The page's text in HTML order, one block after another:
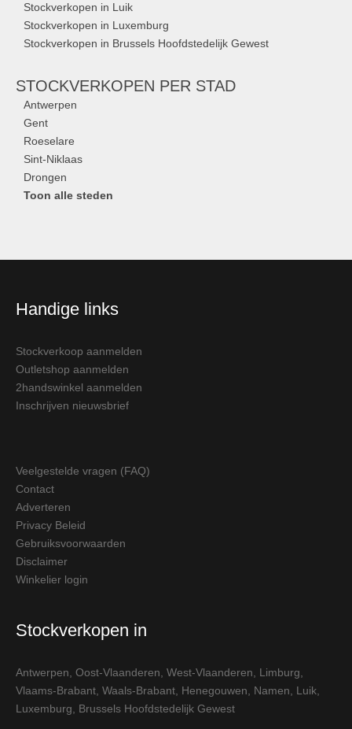
Stockverkopen in Luik
Stockverkopen in Luxemburg
Stockverkopen in Brussels Hoofdstedelijk Gewest
STOCKVERKOPEN PER STAD
Antwerpen
Gent
Roeselare
Sint-Niklaas
Drongen
Toon alle steden
Handige links
Stockverkoop aanmelden
Outletshop aanmelden
2handswinkel aanmelden
Inschrijven nieuwsbrief
Veelgestelde vragen (FAQ)
Contact
Adverteren
Privacy Beleid
Gebruiksvoorwaarden
Disclaimer
Winkelier login
Stockverkopen in
Antwerpen Oost-Vlaanderen West-Vlaanderen Limburg
Vlaams-Brabant Waals-Brabant Henegouwen Namen Luik
Luxemburg
Brussels Hoofdstedelijk Gewest